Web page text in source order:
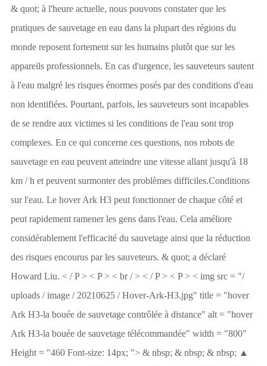
& quot; à l'heure actuelle, nous pouvons constater que les
pratiques de sauvetage en eau dans la plupart des régions du
monde reposent fortement sur les humains plutôt que sur les
appareils professionnels. En cas d'urgence, les sauveteurs sautent
à l'eau malgré les risques énormes posés par des conditions d'eau
non identifiées. Pourtant, parfois, les sauveteurs sont incapables
de se rendre aux victimes si les conditions de l'eau sont trop
complexes. En ce qui concerne ces questions, nos robots de
sauvetage en eau peuvent atteindre une vitesse allant jusqu'à 18
km / h et peuvent surmonter des problèmes difficiles.Conditions
sur l'eau. Le hover Ark H3 peut fonctionner de chaque côté et
peut rapidement ramener les gens dans l'eau. Cela améliore
considérablement l'efficacité du sauvetage ainsi que la réduction
des risques encourus par les sauveteurs. & quot; a déclaré
Howard Liu. < / P > < P > < br / > < / P > < P > < img src = "/
uploads / image / 20210625 / Hover-Ark-H3.jpg" title = "hover
Ark H3-la bouée de sauvetage contrôlée à distance" alt = "hover
Ark H3-la bouée de sauvetage télécommandée" width = "800"
Height = "460 Font-size: 14px; "> & nbsp; & nbsp; & nbsp; ▲